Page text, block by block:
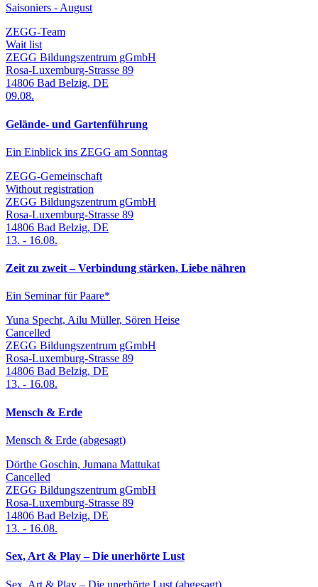
Saisoniers - August
ZEGG-Team
Wait list
ZEGG Bildungszentrum gGmbH
Rosa-Luxemburg-Strasse 89
14806 Bad Belzig, DE
09.08.
Gelände- und Gartenführung
Ein Einblick ins ZEGG am Sonntag
ZEGG-Gemeinschaft
Without registration
ZEGG Bildungszentrum gGmbH
Rosa-Luxemburg-Strasse 89
14806 Bad Belzig, DE
13. - 16.08.
Zeit zu zweit – Verbindung stärken, Liebe nähren
Ein Seminar für Paare*
Yuna Specht, Ailu Müller, Sören Heise
Cancelled
ZEGG Bildungszentrum gGmbH
Rosa-Luxemburg-Strasse 89
14806 Bad Belzig, DE
13. - 16.08.
Mensch & Erde
Mensch & Erde (abgesagt)
Dörthe Goschin, Jumana Mattukat
Cancelled
ZEGG Bildungszentrum gGmbH
Rosa-Luxemburg-Strasse 89
14806 Bad Belzig, DE
13. - 16.08.
Sex, Art & Play – Die unerhörte Lust
Sex, Art & Play – Die unerhörte Lust (abgesagt)